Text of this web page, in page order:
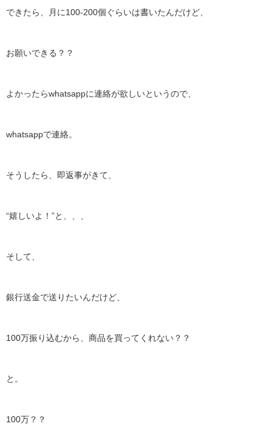
できたら、月に100-200個ぐらいは書いたんだけど、
お願いできる？？
よかったらwhatsappに連絡が欲しいというので、
whatsappで連絡。
そうしたら、即返事がきて、
“嬉しいよ！”と、、、
そして、
銀行送金で送りたいんだけど、
100万振り込むから、商品を買ってくれない？？
と。
100万？？